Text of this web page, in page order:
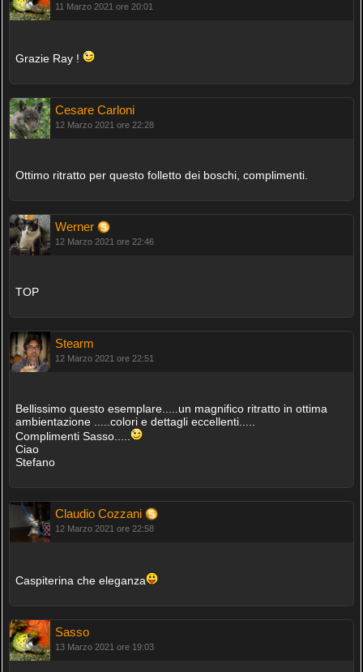
11 Marzo 2021 ore 20:01
Grazie Ray !
Cesare Carloni
12 Marzo 2021 ore 22:28
Ottimo ritratto per questo folletto dei boschi, complimenti.
Werner
12 Marzo 2021 ore 22:46
TOP
Stearm
12 Marzo 2021 ore 22:51
Bellissimo questo esemplare.....un magnifico ritratto in ottima
ambientazione .....colori e dettagli eccellenti.....
Complimenti Sasso.....
Ciao
Stefano
Claudio Cozzani
12 Marzo 2021 ore 22:58
Caspiterina che eleganza
Sasso
13 Marzo 2021 ore 19:03